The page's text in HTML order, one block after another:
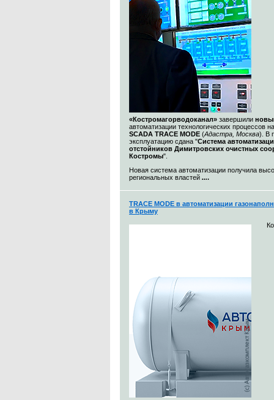
«Костромагорводоканал» завершили
автоматизации технологических процессов
SCADA TRACE MODE (Адастра, Москва). В
эксплуатацию сдана "Система
отстойников Димитровских очистных
Костромы".
Новая система автоматизации получила
региональных властей ....
TRACE MODE в автоматизации
в Крыму